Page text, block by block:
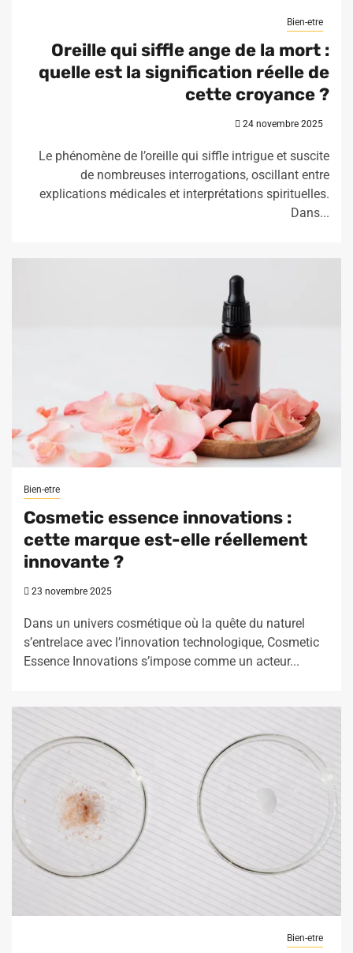
Bien-etre
Oreille qui siffle ange de la mort :
quelle est la signification réelle de
cette croyance ?
24 novembre 2025
Le phénomène de l’oreille qui siffle intrigue et suscite
de nombreuses interrogations, oscillant entre
explications médicales et interprétations spirituelles.
Dans...
Bien-etre
Cosmetic essence innovations :
cette marque est-elle réellement
innovante ?
23 novembre 2025
Dans un univers cosmétique où la quête du naturel
s’entrelace avec l’innovation technologique, Cosmetic
Essence Innovations s’impose comme un acteur...
Bien-etre